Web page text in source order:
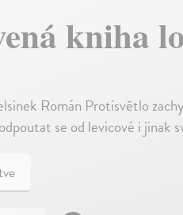
kniha
Román Protisvětlo
se od levicové i jinak